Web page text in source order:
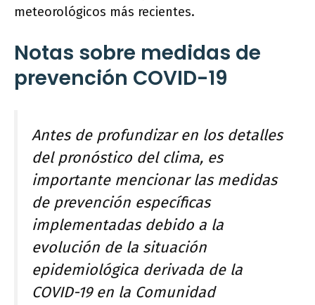
meteorológicos más recientes.
Notas sobre medidas de
prevención COVID-19
Antes de profundizar en los detalles
del pronóstico del clima, es
importante mencionar las medidas
de prevención específicas
implementadas debido a la
evolución de la situación
epidemiológica derivada de la
COVID-19 en la Comunidad